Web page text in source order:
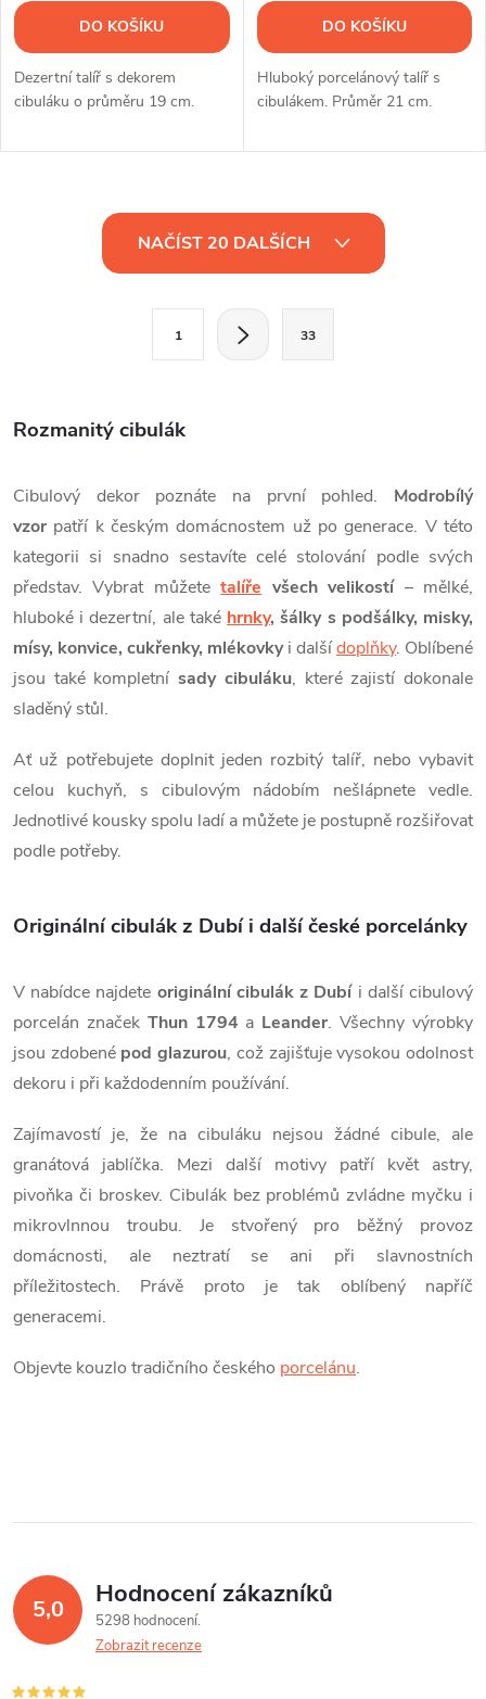
DO KOŠÍKU
Dezertní talíř s dekorem
cibuláku o průměru 19 cm.
DO KOŠÍKU
Hluboký porcelánový talíř s
cibulákem. Průměr 21 cm.
a
c
í
p
r
v
k
y
v
ý
i
u
NAČÍST 20 DALŠÍCH
á
n
o
v
á
n
í
1 33
Rozmanitý cibulák
Cibulový dekor poznáte na první pohled. Modrobílý
vzor patří k českým domácnostem už po generace. V této
kategorii si snadno sestavíte celé stolování podle svých
představ. Vybrat můžetetalíře všech velikostí– mělké,
hluboké i dezertní, ale také hrnky, šálky s podšálky, misky,
mísy, konvice, cukřenky, mlékovkyi dalšídoplňky. Oblíbené
jsou také kompletnísady cibuláku, které zajistí dokonale
sladěný stůl.
Ať už potřebujete doplnit jeden rozbitý talíř, nebo vybavit
celou kuchyň, s cibulovým nádobím nešlápnete vedle.
Jednotlivé kousky spolu ladí a můžete je postupně rozšiřovat
podle potřeby.
Originální cibulák z Dubí i další české porcelánky
V nabídce najdete originální cibulák z Dubíi další cibulový
porcelán značek Thun 1794 a Leander. Všechny výrobky
jsou zdobené pod glazurou, což zajišťuje vysokou odolnost
dekoru i při každodenním používání.
Zajímavostí je, že na cibuláku nejsou žádné cibule, ale
granátová jablíčka. Mezi další motivy patří květ astry,
pivoňka či broskev. Cibulák bez problémů zvládne myčku i
mikrovlnnou troubu. Je stvořený pro běžný provoz
domácnosti, ale neztratí se ani při slavnostních
příležitostech. Právě proto je tak oblíbený napříč
generacemi.
Objevte kouzlo tradičního českého porcelánu.
5,0 Hodnocení zákazníků
5298 hodnocení
Zobrazit recenze